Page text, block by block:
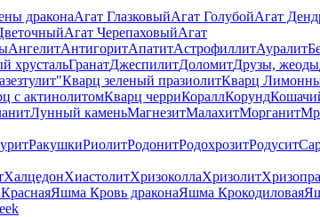
драконаАгат ГлазковыйАгат ГолубойАгат
Агат ЧерепаховыйАгат
АнгелитАнтигоритАпатитАстрофиллитАуралит
хрустальГранатДжеспилитДоломитДрузы, жеоды
Кварц зеленый празиолитКварц
с актинолитомКварц черриКораллКорунд
Лунный каменьМагнезитМалахитМорганит
РакушкиРиолитРодонитРодохрозитРодусит
ХалцедонХиастолитХризоколлаХризолит
Яшма Кровь драконаЯшма Крокодиловая